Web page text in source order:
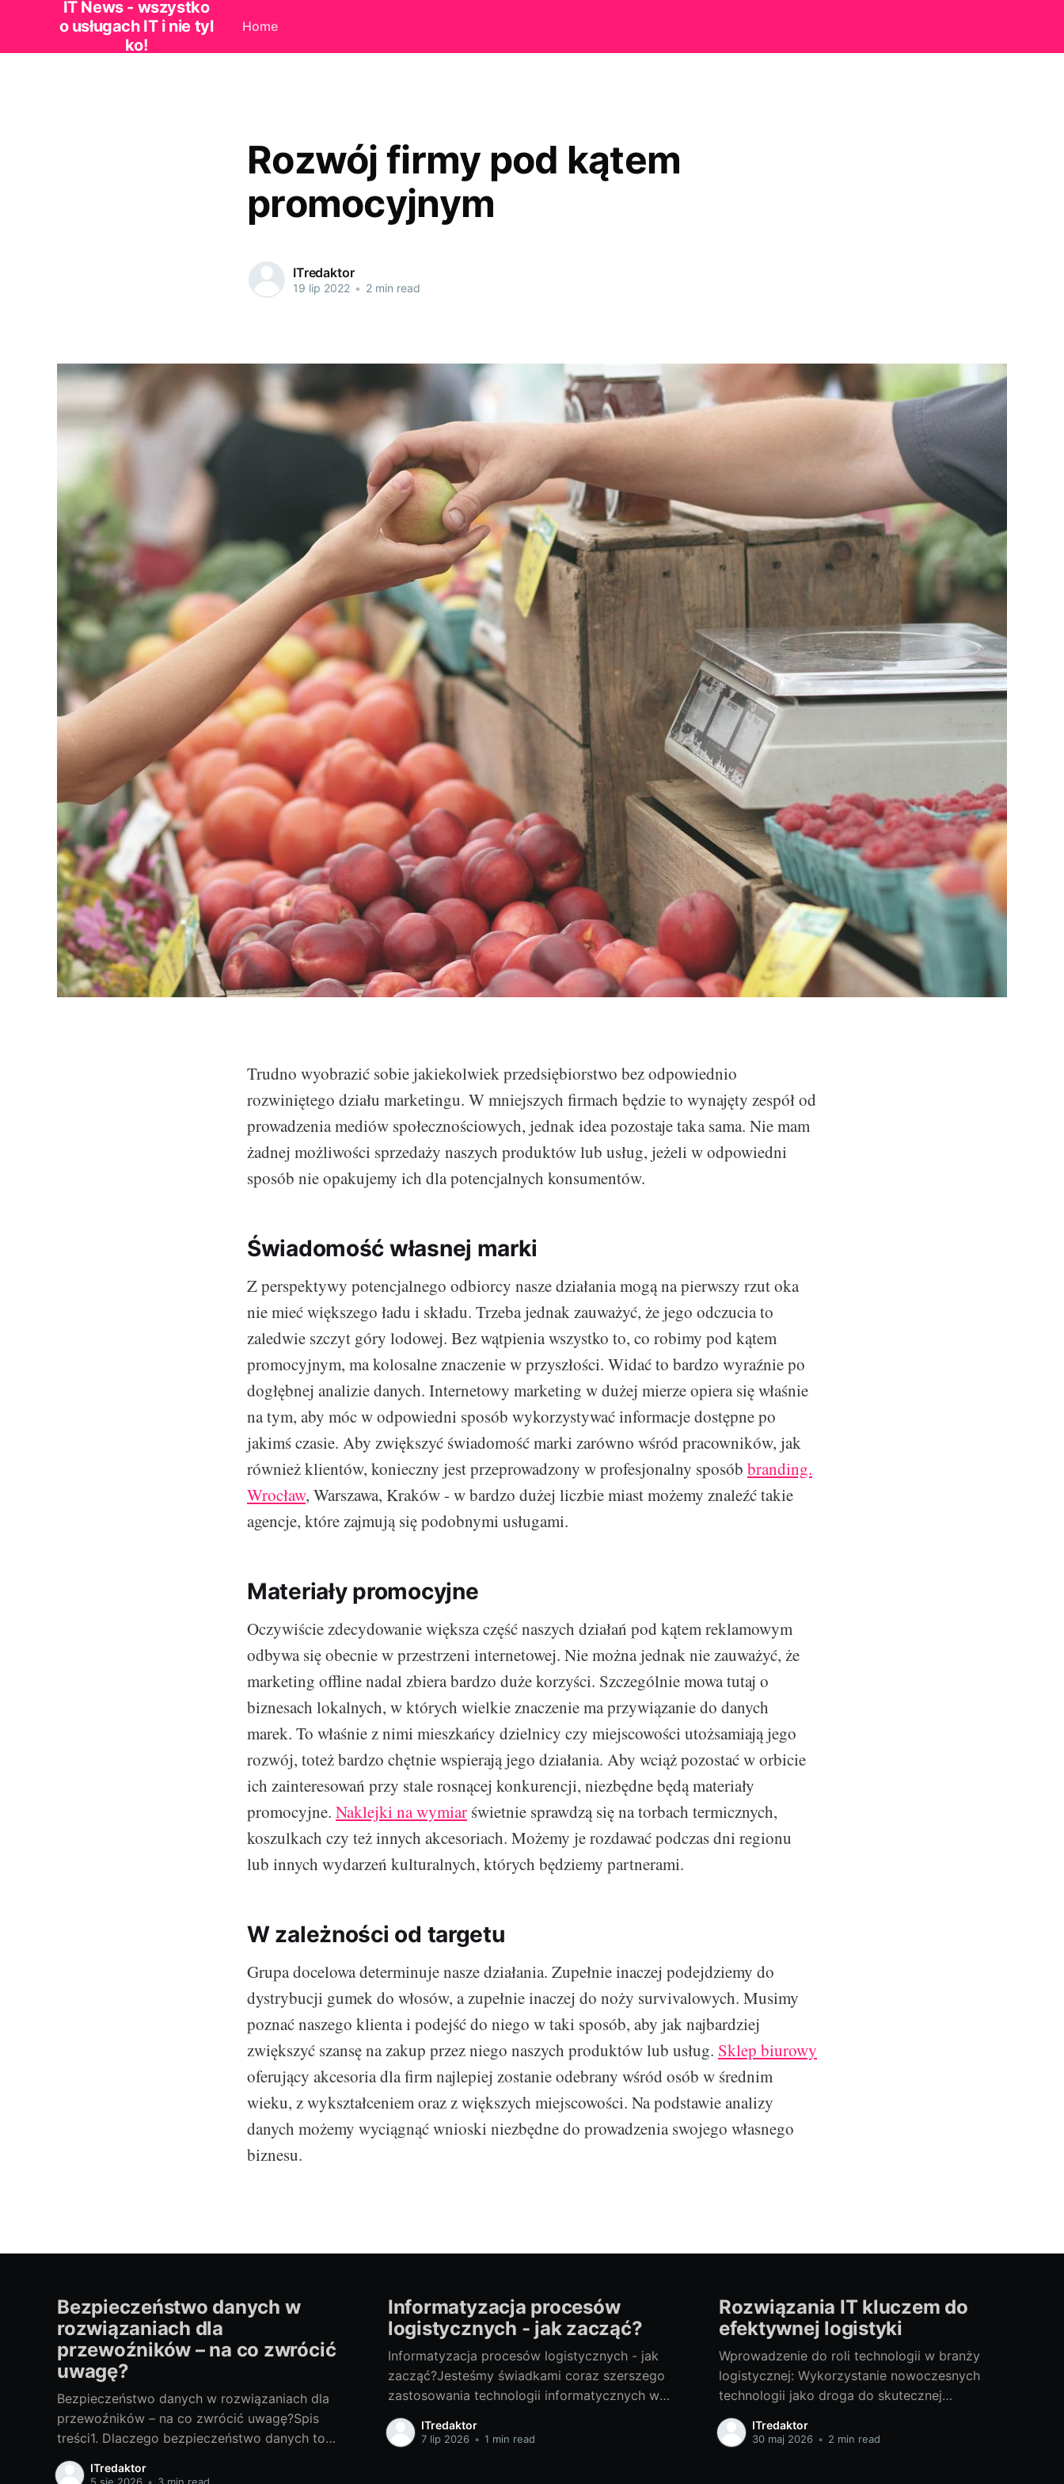
IT News - wszystko
o usługach IT i nie tyl
ko!
Home
Rozwój firmy pod kątem
promocyjnym
ITredaktor
19 lip 2022 • 2 min read
Trudno wyobrazić sobie jakiekolwiek przedsiębiorstwo bez odpowiednio
rozwiniętego działu marketingu. W mniejszych firmach będzie to wynajęty zespół od
prowadzenia mediów społecznościowych, jednak idea pozostaje taka sama. Nie mam
żadnej możliwości sprzedaży naszych produktów lub usług, jeżeli w odpowiedni
sposób nie opakujemy ich dla potencjalnych konsumentów.
Świadomość własnej marki
Z perspektywy potencjalnego odbiorcy nasze działania mogą na pierwszy rzut oka
nie mieć większego ładu i składu. Trzeba jednak zauważyć, że jego odczucia to
zaledwie szczyt góry lodowej. Bez wątpienia wszystko to, co robimy pod kątem
promocyjnym, ma kolosalne znaczenie w przyszłości. Widać to bardzo wyraźnie po
dogłębnej analizie danych. Internetowy marketing w dużej mierze opiera się właśnie
na tym, aby móc w odpowiedni sposób wykorzystywać informacje dostępne po
jakimś czasie. Aby zwiększyć świadomość marki zarówno wśród pracowników, jak
również klientów, konieczny jest przeprowadzony w profesjonalny sposób branding.
Wrocław, Warszawa, Kraków - w bardzo dużej liczbie miast możemy znaleźć takie
agencje, które zajmują się podobnymi usługami.
Materiały promocyjne
Oczywiście zdecydowanie większa część naszych działań pod kątem reklamowym
odbywa się obecnie w przestrzeni internetowej. Nie można jednak nie zauważyć, że
marketing offline nadal zbiera bardzo duże korzyści. Szczególnie mowa tutaj o
biznesach lokalnych, w których wielkie znaczenie ma przywiązanie do danych
marek. To właśnie z nimi mieszkańcy dzielnicy czy miejscowości utożsamiają jego
rozwój, toteż bardzo chętnie wspierają jego działania. Aby wciąż pozostać w orbicie
ich zainteresowań przy stale rosnącej konkurencji, niezbędne będą materiały
promocyjne. Naklejki na wymiar świetnie sprawdzą się na torbach termicznych,
koszulkach czy też innych akcesoriach. Możemy je rozdawać podczas dni regionu
lub innych wydarzeń kulturalnych, których będziemy partnerami.
W zależności od targetu
Grupa docelowa determinuje nasze działania. Zupełnie inaczej podejdziemy do
dystrybucji gumek do włosów, a zupełnie inaczej do noży survivalowych. Musimy
poznać naszego klienta i podejść do niego w taki sposób, aby jak najbardziej
zwiększyć szansę na zakup przez niego naszych produktów lub usług. Sklep biurowy
oferujący akcesoria dla firm najlepiej zostanie odebrany wśród osób w średnim
wieku, z wykształceniem oraz z większych miejscowości. Na podstawie analizy
danych możemy wyciągnąć wnioski niezbędne do prowadzenia swojego własnego
biznesu.
Bezpieczeństwo danych w
rozwiązaniach dla
przewoźników – na co zwrócić
uwagę?
Bezpieczeństwo danych w rozwiązaniach dla
przewoźników – na co zwrócić uwagę?Spis
treści1. Dlaczego bezpieczeństwo danych to
klucz w transporcie?Jakie dane chronimy: trasy,
telematyka, dane klientów i
ITredaktor
5 sie 2026 • 3 min read
Informatyzacja procesów
logistycznych - jak zacząć?
Informatyzacja procesów logistycznych - jak
zacząć?Jesteśmy świadkami coraz szerszego
zastosowania technologii informatycznych we
wszystkich obszarach gospodarki. Jednym z
tych obszarów, który dzięki technologii IT
ITredaktor
7 lip 2026 • 1 min read
Rozwiązania IT kluczem do
efektywnej logistyki
Wprowadzenie do roli technologii w branży
logistycznej: Wykorzystanie nowoczesnych
technologii jako droga do skutecznej
logistykiEfektywne zarządzanie logistyką jest
nieodłącznym elementem operacji wielu
ITredaktor
30 maj 2026 • 2 min read